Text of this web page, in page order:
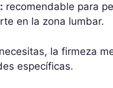
recomendable para
en la zona lumbar.
la firmeza
específicas.